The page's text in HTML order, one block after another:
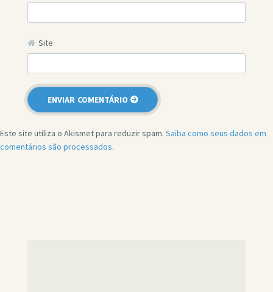
Site
Este site utiliza o Akismet para reduzir spam. Saiba como seus dados em
comentários são processados.